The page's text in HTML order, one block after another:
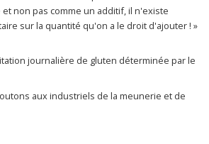
non pas comme un additif, il n'existe
sur la quantité qu'on a le droit d'ajouter ! »
journalière de gluten déterminée par le
aux industriels de la meunerie et de